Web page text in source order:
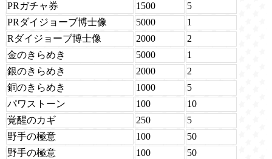
PRガチャ券 1500
5
PRダイジョーブ博士像
5000
1
Rダイジョーブ博士像
2000
2
金のきらめき
5000
1
銀のきらめき
2000
2
銅のきらめき
1000
5
パワストーン
100
10
覚醒のカギ
250
5
野手の極意
100
50
野手の極意
100
50